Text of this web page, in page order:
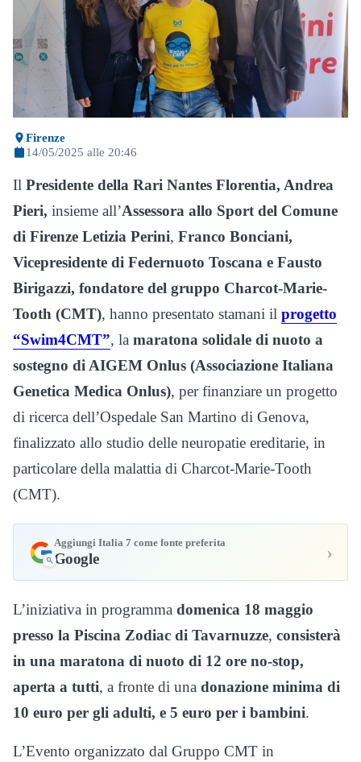
Firenze
14/05/2025 alle 20:46
Il Presidente della Rari Nantes Florentia, Andrea
Pieri, insieme all’Assessora allo Sport del Comune
di Firenze Letizia Perini, Franco Bonciani,
Vicepresidente di Federnuoto Toscana e Fausto
Birigazzi, fondatore del gruppo Charcot-Marie-
Tooth (CMT), hanno presentato stamani il progetto
“Swim4CMT”, la maratona solidale di nuoto a
sostegno di AIGEM Onlus (Associazione Italiana
Genetica Medica Onlus), per finanziare un progetto
di ricerca dell’Ospedale San Martino di Genova,
finalizzato allo studio delle neuropatie ereditarie, in
particolare della malattia di Charcot-Marie-Tooth
(CMT).
Aggiungi Italia 7 come fonte preferita
Google ›
L’iniziativa in programma domenica 18 maggio
presso la Piscina Zodiac di Tavarnuzze, consisterà
in una maratona di nuoto di 12 ore no-stop,
aperta a tutti, a fronte di una donazione minima di
10 euro per gli adulti, e 5 euro per i bambini.
L’Evento organizzato dal Gruppo CMT in